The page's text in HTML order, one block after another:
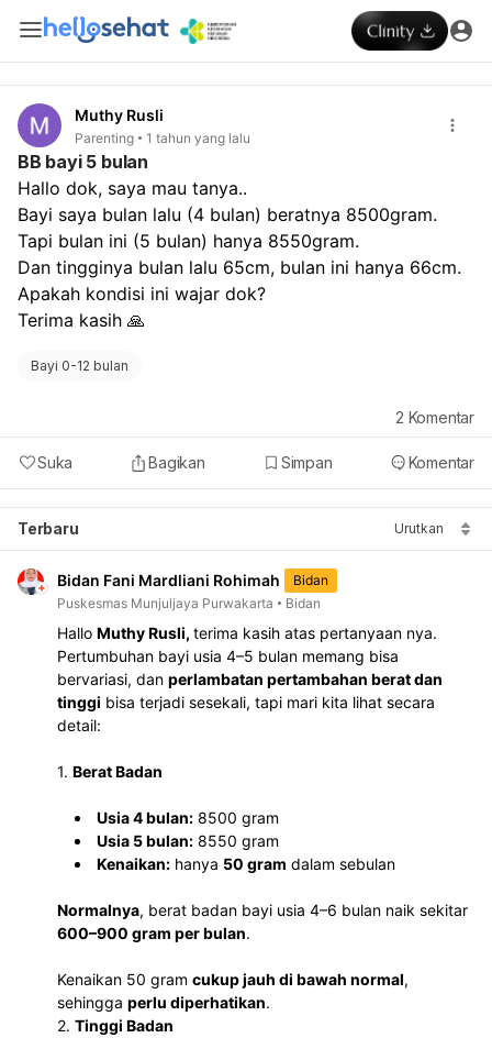
Muthy Rusli
Parenting 1 tahun yang lalu
BB bayi 5 bulan
Hallo dok, saya mau tanya..
Bayi saya bulan lalu (4 bulan) beratnya 8500gram.
Tapi bulan ini (5 bulan) hanya 8550gram.
Dan tingginya bulan lalu 65cm, bulan ini hanya 66cm.
Apakah kondisi ini wajar dok?
Terima kasih 🙏
Bayi 0-12 bulan
Suka Bagikan Simpan Komentar
2 Komentar
Terbaru Urutkan
Bidan Fani Mardliani Rohimah
Bidan
Puskesmas Munjuljaya Purwakarta
Bidan
Hallo Muthy Rusli, terima kasih atas pertanyaan nya.
Pertumbuhan bayi usia 4–5 bulan memang bisa
bervariasi, dan perlambatan pertambahan berat dan
tinggi bisa terjadi sesekali, tapi mari kita lihat secara
detail:
1. Berat Badan
Usia 4 bulan: 8500 gram
Usia 5 bulan: 8550 gram
Kenaikan: hanya 50 gram dalam sebulan
Normalnya
600–900 gram per bulan.
Kenaikan 50 gram cukup jauh di bawah normal,
sehingga perlu diperhatikan.
2. Tinggi Badan